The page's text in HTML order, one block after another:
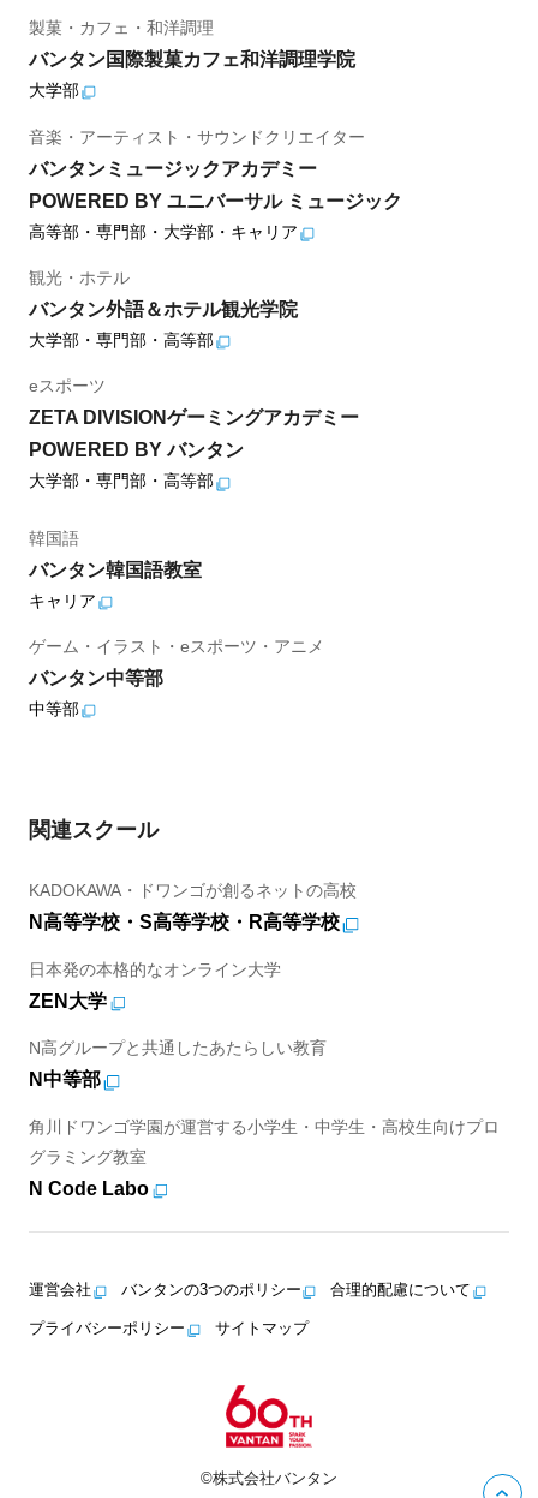
製菓・カフェ・和洋調理
バンタン国際製菓カフェ和洋調理学院
大学部
音楽・アーティスト・サウンドクリエイター
バンタンミュージックアカデミー
POWERED BY ユニバーサル ミュージック
高等部・専門部・大学部・キャリア
観光・ホテル
バンタン外語＆ホテル観光学院
大学部・専門部・高等部
eスポーツ
ZETA DIVISIONゲーミングアカデミー
POWERED BY バンタン
大学部・専門部・高等部
韓国語
バンタン韓国語教室
キャリア
ゲーム・イラスト・eスポーツ・アニメ
バンタン中等部
中等部
関連スクール
KADOKAWA・ドワンゴが創るネットの高校
N高等学校・S高等学校・R高等学校
日本発の本格的なオンライン大学
ZEN大学
N高グループと共通したあたらしい教育
N中等部
角川ドワンゴ学園が運営する小学生・中学生・高校生向けプロ
グラミング教室
N Code Labo
運営会社 バンタンの3つのポリシー 合理的配慮について
プライバシーポリシー サイトマップ
©株式会社バンタン